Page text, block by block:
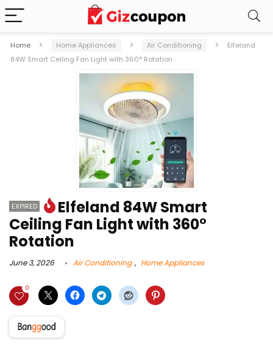
Home Home Appliances Air Conditioning
Elfeland
84W Smart Ceiling Fan Light with 360° Rotation
EXPIRED
Elfeland 84W Smart
Ceiling Fan Light with 360°
Rotation
June 3, 2026 Air Conditioning , Home Appliances
0